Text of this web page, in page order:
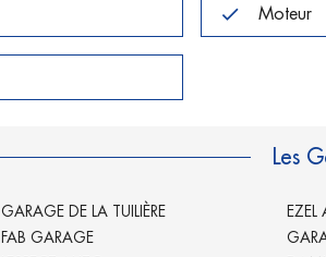
Moteur
Les
GARAGE DE LA TUILIÈRE
FAB GARAGE
EZEL